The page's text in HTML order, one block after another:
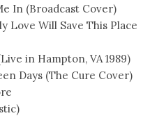
In (Broadcast Cover)
Love Will Save This Place
in Hampton, VA 1989)
Days (The Cure Cover)